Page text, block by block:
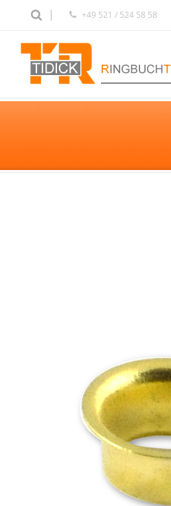
+49 521 / 524 58 58